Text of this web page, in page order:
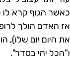
כאשר הגוף קרא
אז האדם הולך
את היום יום
ו"הכל יהי בסדר".